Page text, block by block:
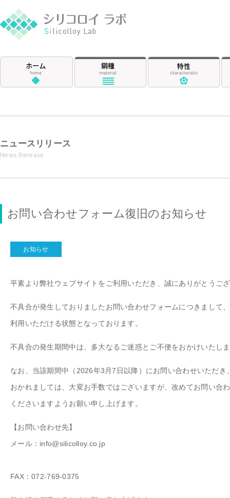
ニュースリリース
News Rerease
お問い合わせフォーム復旧のお知らせ
お知らせ
平素より弊社ウェブサイトをご利用いただき、誠にありがとうご
不具合が発生しておりましたお問い合わせフォームにつきまして
利用いただける状態となっております。
不具合の発生期間中は、多大なるご迷惑とご不便をおかけいたし
なお、当該期間中（2026年3月7日以降）にお問い合わせいただ
おかれましては、大変お手数ではございますが、改めてお問い合
くださいますようお願い申し上げます。
【お問い合わせ先】
メール：info@silicolloy.co.jp
FAX：072-769-0375